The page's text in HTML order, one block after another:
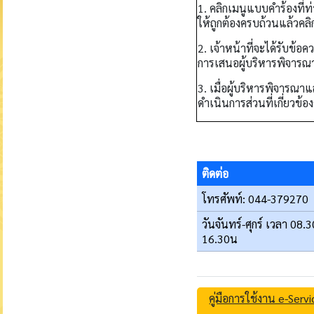
1. คลิกเมนูแบบคำร้องที่
ให้ถูกต้องครบถ้วนแล้วค
2. เจ้าหน้าที่จะได้รับข้อ
การเสนอผู้บริหารพิจาร
3. เมื่อผู้บริหารพิจารณา
ดำเนินการส่วนที่เกี่ยวข้อ
ติดต่อ
โทรศัพท์: 044-379270
วันจันทร์-ศุกร์ เวลา
16.30น
คู่มือการใช้งาน e-